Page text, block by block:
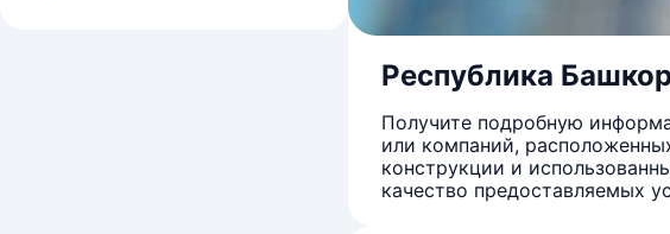
Республика
Получите подробную
или компаний,
конструкции и
качество предоставляемых